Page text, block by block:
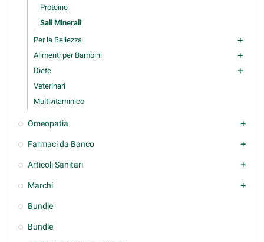
Proteine
Sali Minerali
Per la Bellezza
add
Alimenti per Bambini add
Diete add
Veterinari
Multivitaminico
Omeopatia add
Farmaci da Banco add
Articoli Sanitari add
Marchi add
Bundle
Bundle